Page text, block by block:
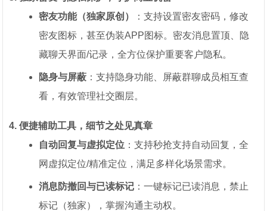
密友功能（独家原创）
：支持设置密友密码，修改
密友图标，甚至伪装APP图标。密友消息置顶、隐
藏聊天界面/记录，全方位保护重要客户隐私。
隐身与屏蔽 ：支持隐身功能、屏蔽群聊成员相互查
看，有效管理社交圈层。
4. 便捷辅助工具，细节之处见真章
自动回复与虚拟定位 ：支持秒抢支持自动回复，全
网虚拟定位/精准定位，满足多样化场景需求。
消息防撤回与已读标记 ：一键标记已读消息，禁止
标记（独家），掌握沟通主动权。